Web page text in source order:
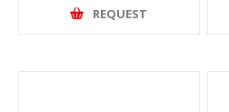
REQUEST